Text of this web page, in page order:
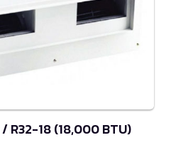
R32-18 (18,000 BTU)